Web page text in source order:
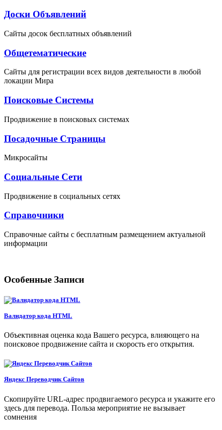
Доски Объявлений
Сайты досок бесплатных объявлений
Общетематические
Сайты для регистрации всех видов деятельности в любой
локации Мира
Поисковые Системы
Продвижение в поисковых системах
Посадочные Страницы
Микросайты
Социальные Сети
Продвижение в социальных сетях
Справочники
Справочные сайты с бесплатным размещением актуальной
информации
Особенные Записи
Валидатор кода HTML
Объективная оценка кода Вашего ресурса, влияющего на
поисковое продвижение сайта и скорость его открытия.
Яндекс Переводчик Сайтов
Скопируйте URL-адрес продвигаемого ресурса и укажите его
здесь для перевода. Польза мероприятие не вызывает
сомнения